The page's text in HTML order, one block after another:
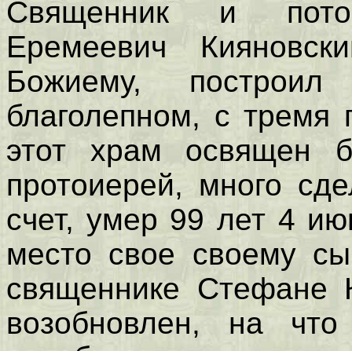
Священник и
Еремеевич
Божиему,
благолепном, с тремя
этот храм освящен
протоиерей, много
счет, умер 99 лет 4
место свое своему
священнике Стефане
возобновлен, на